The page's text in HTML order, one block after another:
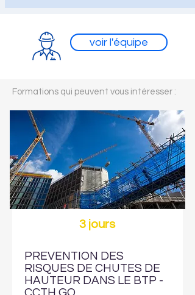
voir l'équipe
Formations qui peuvent vous intéresser :
3 jours
PREVENTION DES
RISQUES DE CHUTES DE
HAUTEUR DANS LE BTP -
CCTH GO